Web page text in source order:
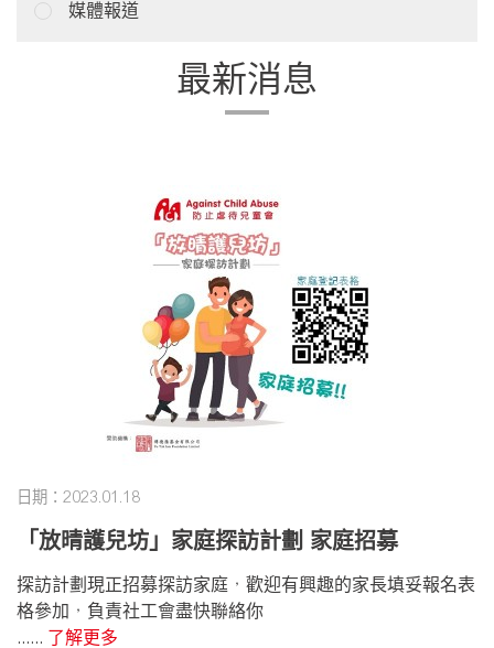
媒體報道
最新消息
日期：2023.01.18
「放晴護兒坊」家庭探訪計劃 家庭招募
探訪計劃現正招募探訪家庭，歡迎有興趣的家長填妥報名表
格參加，負責社工會盡快聯絡你
...... 了解更多